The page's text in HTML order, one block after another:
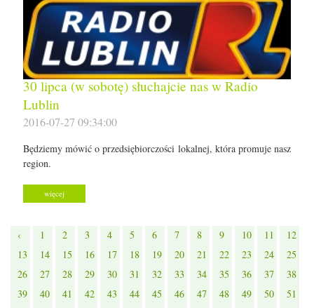
30 lipca (w sobotę) słuchajcie nas w Radio
Lublin
2016-07-27 09:34:00
Będziemy mówić o przedsiębiorczości lokalnej, która promuje nasz
region.
więcej
‹ 1 2 3 4 5 6 7 8 9 10 11
12
13
14 15 16 17 18 19 20 21 22 23 24
25
26
27 28 29 30 31 32 33 34 35 36 37
38
39
40 41 42 43 44 45 46 47 48 49 50
51